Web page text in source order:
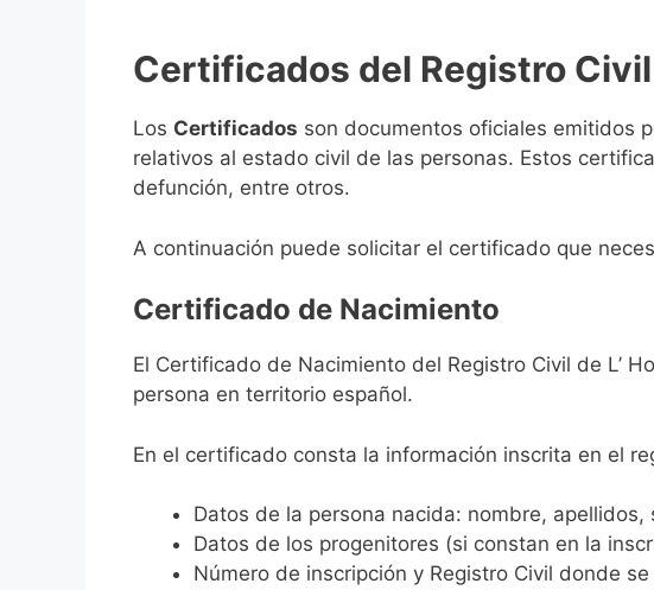
Certificados del Registro
Los Certificados son documentos oficiales emitidos
relativos al estado civil de las personas. Estos
defunción, entre otros.
A continuación puede solicitar el certificado que
Certificado de Nacimiento
El Certificado de Nacimiento del Registro Civil de L’
persona en territorio español.
En el certificado consta la información inscrita en el
Datos de la persona nacida: nombre,
Datos de los progenitores (si constan en la
Número de inscripción y Registro Civil donde